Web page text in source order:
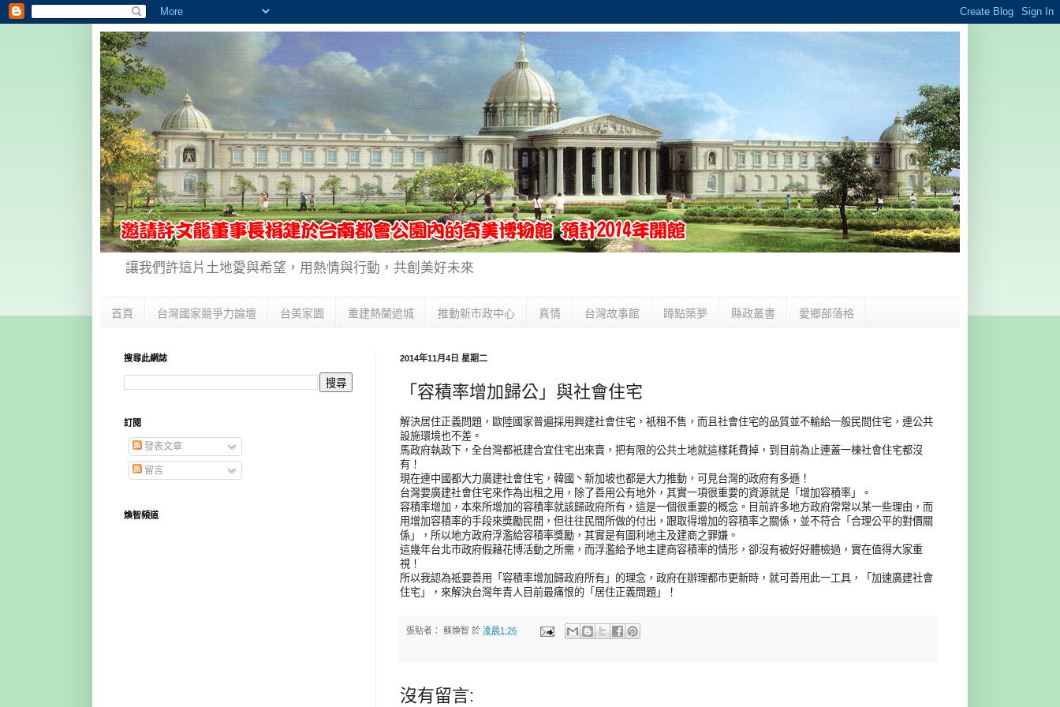
讓我們許這片土地愛與希望，用熱情與行動，共創美好未來
首頁 台灣國家競爭力論壇 台美家園 重建熱蘭遮城 推動新市政中心 真情 台灣故事館 蹲點築夢 縣政叢書 愛鄉部落格
2014年11月4日 星期二
「容積率增加歸公」與社會住宅
解決居住正義問題，歐陸國家普遍採用興建社會住宅，衹租不售，而且社會住宅的品質並不輸給一般民間住宅，連公共
設施環境也不差。
馬政府執政下，全台灣都衹建合宜住宅出來賣，把有限的公共土地就這樣耗費掉，到目前為止連蓋一棟社會住宅都沒
有！
現在連中國都大力廣建社會住宅，韓國丶新加坡也都是大力推動，可見台灣的政府有多遜！
台灣要廣建社會住宅來作為出租之用，除了善用公有地外，其實一項很重要的資源就是「增加容積率」。
容積率增加，本來所增加的容積率就該歸政府所有，這是一個很重要的概念。目前許多地方政府常常以某一些理由，而
用增加容積率的手段來獎勵民間，但往往民間所做的付出，跟取得增加的容積率之關係，並不符合「合理公平的對價關
係」，所以地方政府浮濫給容積率獎勵，其實是有圖利地主及建商之罪嫌。
這幾年台北市政府假藉花博活動之所需，而浮濫給予地主建商容積率的情形，卻沒有被好好體檢過，實在值得大家重
視！
所以我認為祗要善用「容積率增加歸政府所有」的理念，政府在辦理都市更新時，就可善用此一工具，「加速廣建社會
住宅」，來解決台灣年青人目前最痛恨的「居住正義問題」！
張貼者： 蘇煥智 於 凌晨1:26
沒有留言:
搜尋此網誌
訂閱
發表文章
留言
煥智頻道